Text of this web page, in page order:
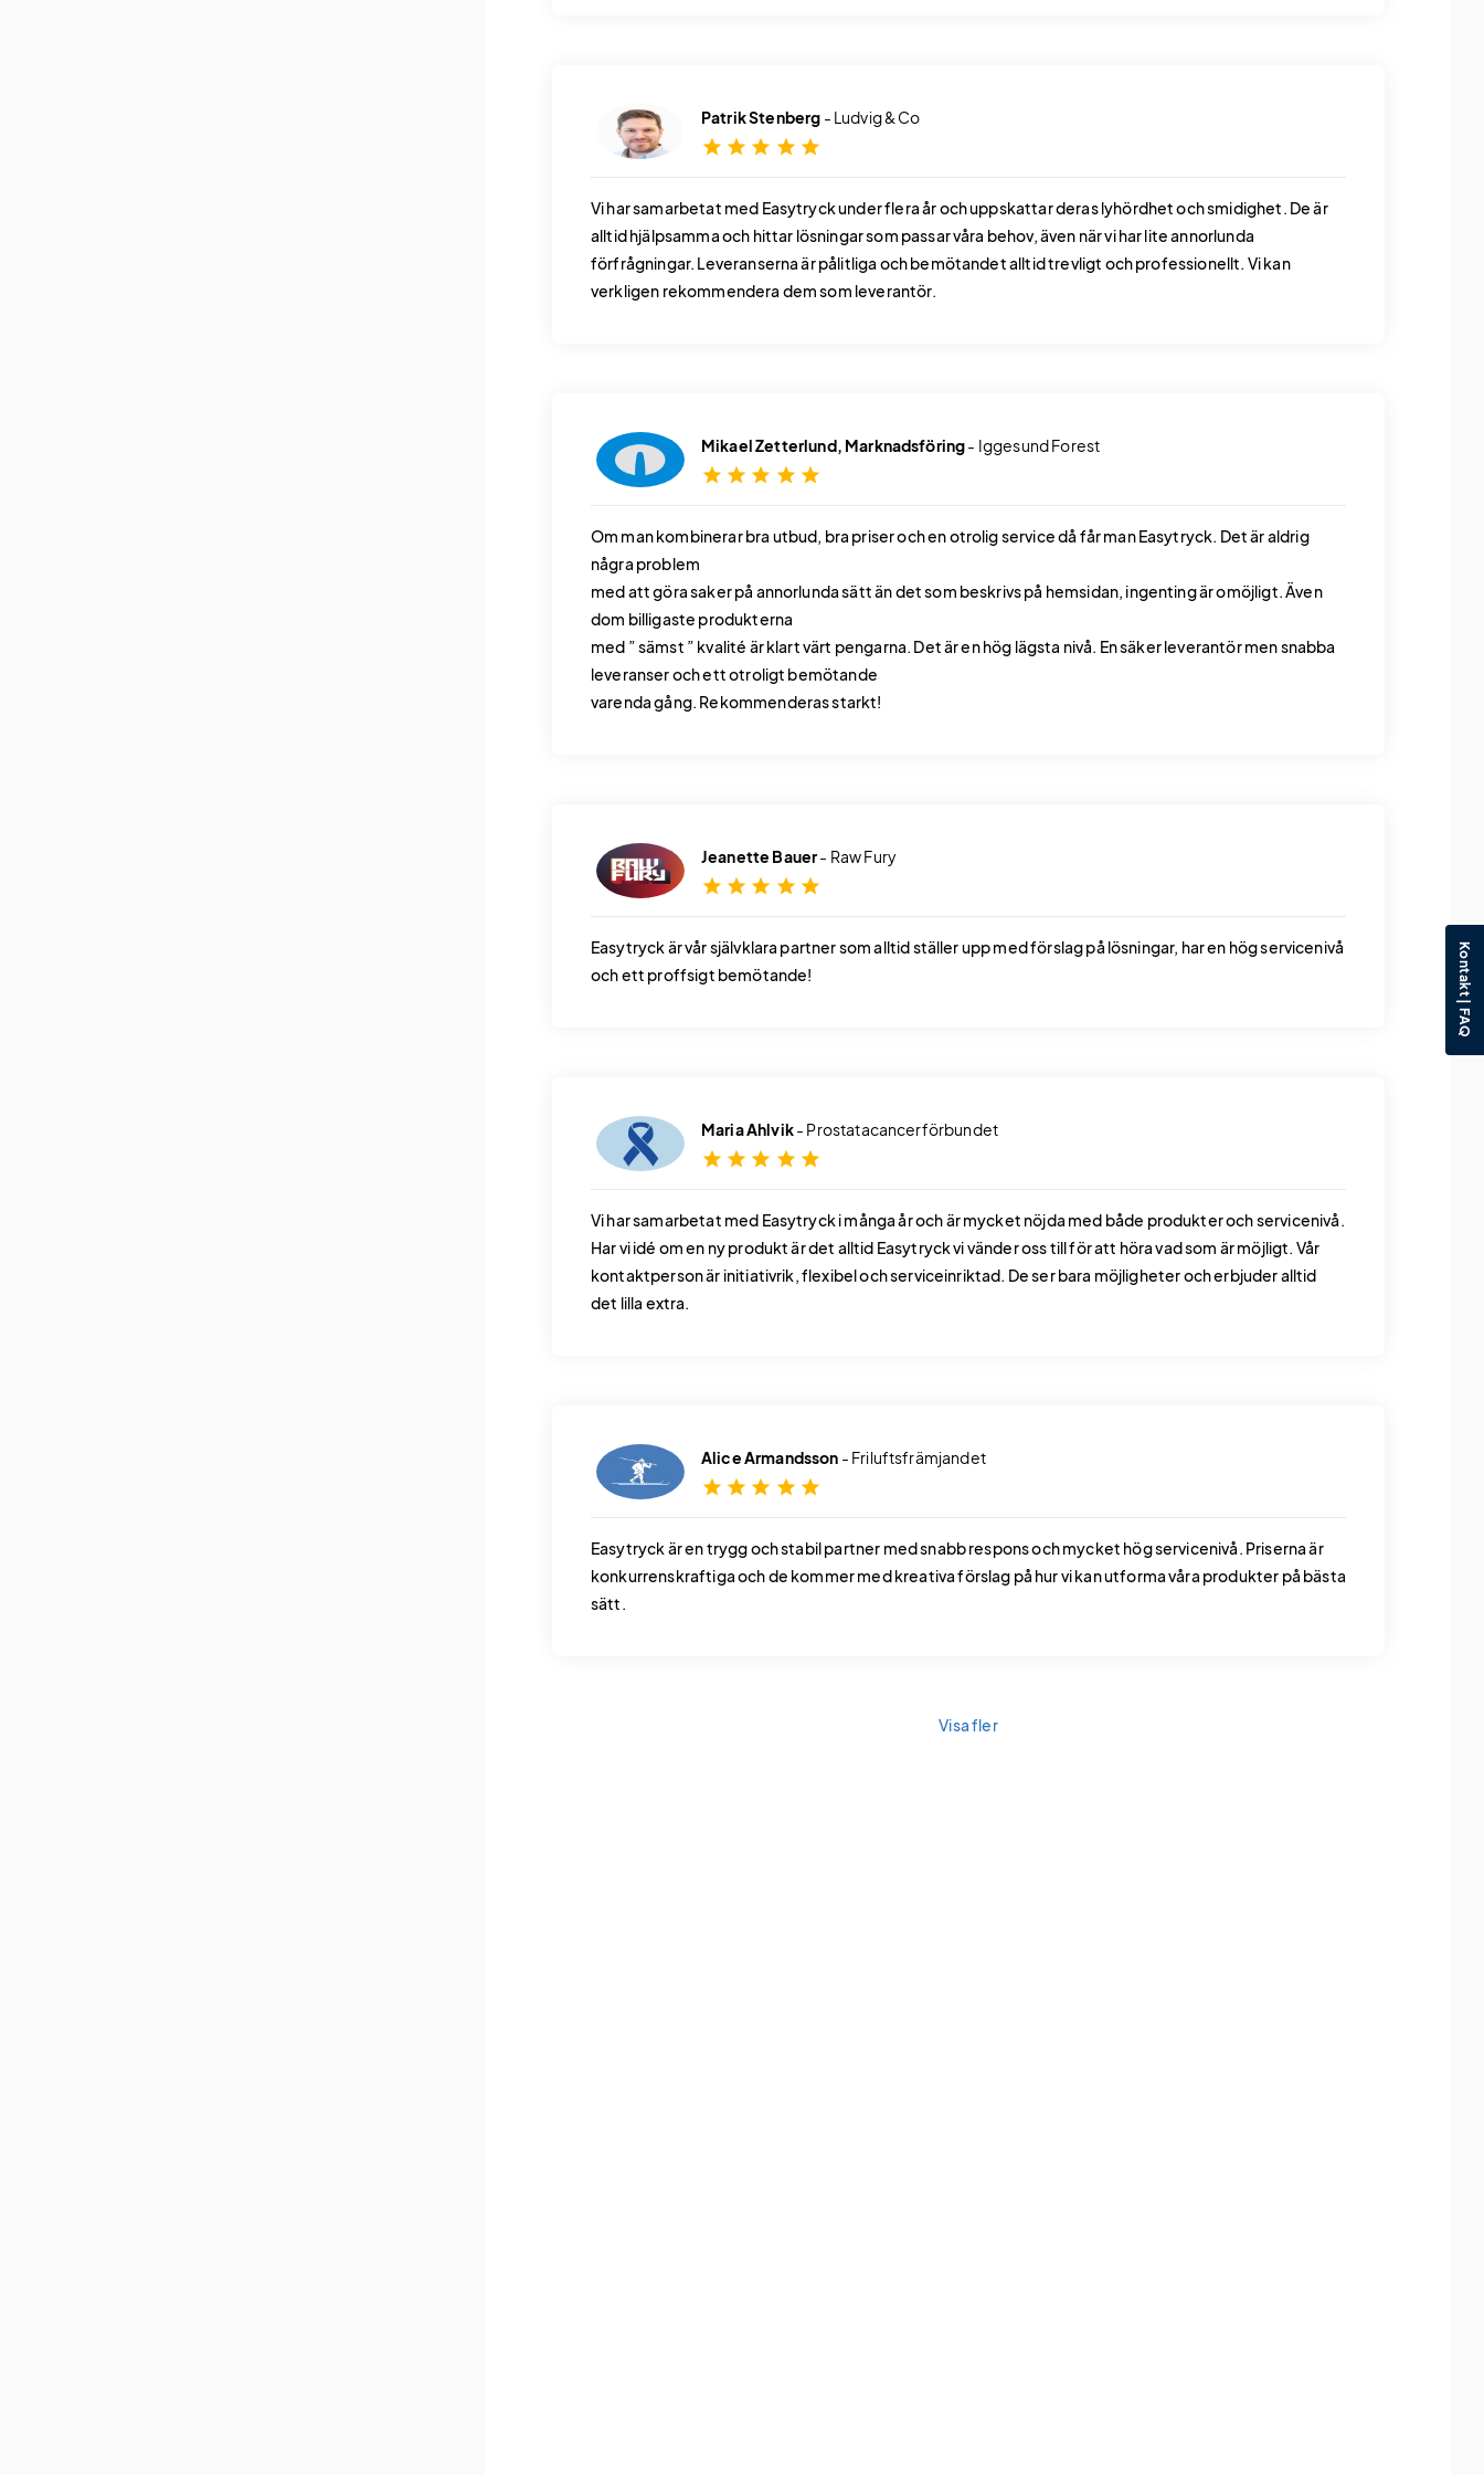
Patrik Stenberg - Ludvig & Co
star star star star star
Vi har samarbetat med Easytryck under flera år och uppskattar deras lyhördhet och smidighet. De är
alltid hjälpsamma och hittar lösningar som passar våra behov, även när vi har lite annorlunda
förfrågningar. Leveranserna är pålitliga och bemötandet alltid trevligt och professionellt. Vi kan
verkligen rekommendera dem som leverantör.
Mikael Zetterlund, Marknadsföring- Iggesund Forest
star star star star star
Om man kombinerar bra utbud, bra priser och en otrolig service då får man Easytryck. Det är aldrig
några problem
med att göra saker på annorlunda sätt än det som beskrivs på hemsidan, ingenting är omöjligt. Även
dom billigaste produkterna
med ” sämst ” kvalité är klart värt pengarna. Det är en hög lägsta nivå. En säker leverantör men snabba
leveranser och ett otroligt bemötande
varenda gång. Rekommenderas starkt!
Jeanette Bauer- Raw Fury
star star star star star
Easytryck är vår självklara partner som alltid ställer upp med förslag på lösningar, har en hög servicenivå
och ett proffsigt bemötande!
Maria Ahlvik- Prostatacancerförbundet
star star star star star
Vi har samarbetat med Easytryck i många år och är mycket nöjda med både produkter och servicenivå.
Har vi idé om en ny produkt är det alltid Easytryck vi vänder oss till för att höra vad som är möjligt. Vår
kontaktperson är initiativrik, flexibel och serviceinriktad. De ser bara möjligheter och erbjuder alltid
det lilla extra.
Alice Armandsson - Friluftsfrämjandet
star star star star star
Easytryck är en trygg och stabil partner med snabb respons och mycket hög servicenivå. Priserna är
konkurrenskraftiga och de kommer med kreativa förslag på hur vi kan utforma våra produkter på bästa
sätt.
Visa fler